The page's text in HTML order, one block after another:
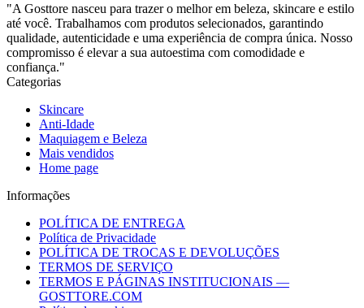
"A Gosttore nasceu para trazer o melhor em beleza, skincare e estilo
até você. Trabalhamos com produtos selecionados, garantindo
qualidade, autenticidade e uma experiência de compra única. Nosso
compromisso é elevar a sua autoestima com comodidade e
confiança."
Categorias
Skincare
Anti-Idade
Maquiagem e Beleza
Mais vendidos
Home page
Informações
POLÍTICA DE ENTREGA
Política de Privacidade
POLÍTICA DE TROCAS E DEVOLUÇÕES
TERMOS DE SERVIÇO
TERMOS E PÁGINAS INSTITUCIONAIS —
GOSTTORE.COM